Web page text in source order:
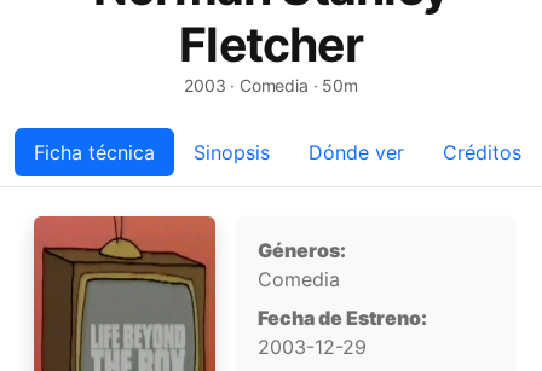
Fletcher
2003 · Comedia · 50m
Ficha técnica Sinopsis Dónde ver Créditos
Ficha técnica
Géneros:
Comedia
Fecha de Estreno:
2003-12-29